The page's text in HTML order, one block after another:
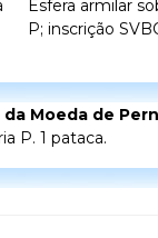
Esfera armilar
P; inscrição
da Moeda de
P. 1 pataca.